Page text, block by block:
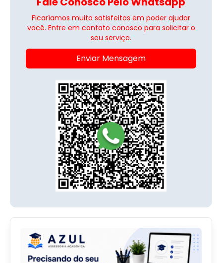
Ficaríamos muito satisfeitos em poder ajudar
você. Entre em contato conosco para solicitar o
seu serviço.
Enviar Mensagem